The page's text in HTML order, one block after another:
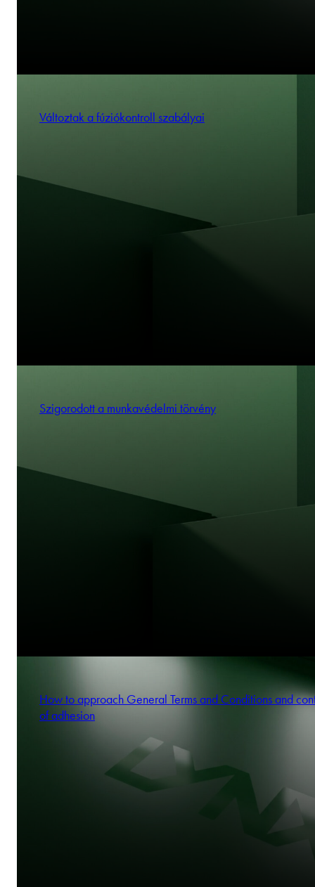
Változtak a fúziókontroll szabályai
Szigorodott a munkavédelmi törvény
How to approach General Terms and Conditions and
of adhesion